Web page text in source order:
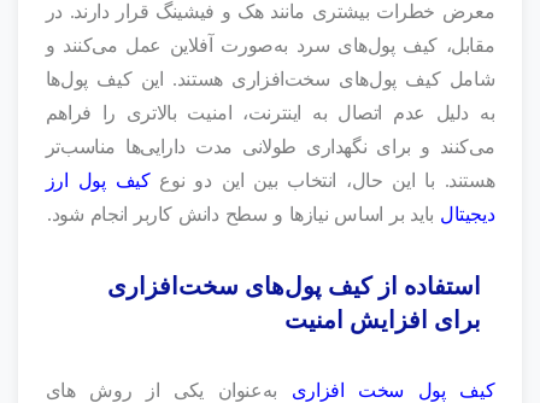
معرض خطرات بیشتری مانند هک و فیشینگ قرار دارند. در
مقابل، کیف پول‌های سرد به‌صورت آفلاین عمل می‌کنند و
شامل کیف پول‌های سخت‌افزاری هستند. این کیف پول‌ها
به دلیل عدم اتصال به اینترنت، امنیت بالاتری را فراهم
می‌کنند و برای نگهداری طولانی‌ مدت دارایی‌ها مناسب‌تر
هستند. با این حال، انتخاب بین این دو نوعکیف پول ارز
دیجیتال باید بر اساس نیازها و سطح دانش کاربر انجام شود.
استفاده از کیف پول‌های سخت‌افزاری
برای افزایش امنیت
کیف پول‌ سخت‌ افزاری به‌عنوان یکی از روش های